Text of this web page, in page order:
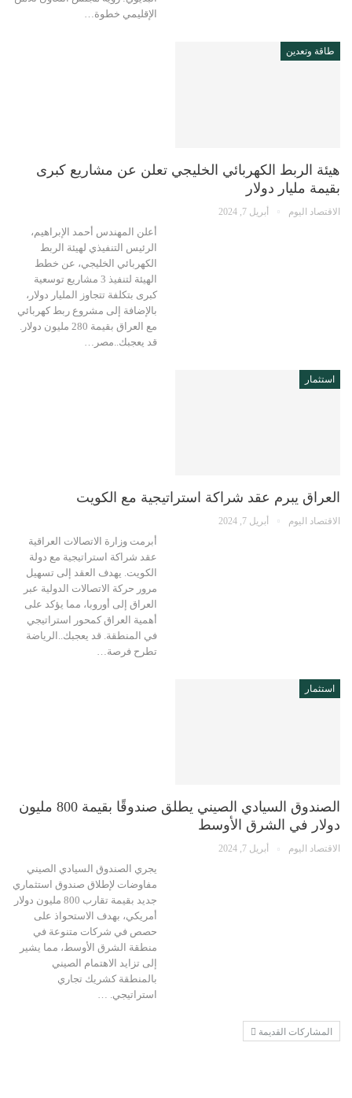
الإقليمي خطوة…
طاقة وتعدين
هيئة الربط الكهربائي الخليجي تعلن عن مشاريع كبرى
بقيمة مليار دولار
الاقتصاد اليوم أبريل 7, 2024
أعلن المهندس أحمد الإبراهيم،
الرئيس التنفيذي لهيئة الربط
الكهربائي الخليجي، عن خطط
الهيئة لتنفيذ 3 مشاريع توسعية
كبرى بتكلفة تتجاوز المليار دولار،
بالإضافة إلى مشروع ربط كهربائي
مع العراق بقيمة 280 مليون دولار.
قد يعجبك..مصر…
استثمار
العراق يبرم عقد شراكة استراتيجية مع الكويت
الاقتصاد اليوم أبريل 7, 2024
أبرمت وزارة الاتصالات العراقية
عقد شراكة استراتيجية مع دولة
الكويت. يهدف العقد إلى تسهيل
مرور حركة الاتصالات الدولية عبر
العراق إلى أوروبا، مما يؤكد على
أهمية العراق كمحور استراتيجي
في المنطقة. قد يعجبك..الرياضة
تطرح فرصة…
استثمار
الصندوق السيادي الصيني يطلق صندوقًا بقيمة 800 مليون
دولار في الشرق الأوسط
الاقتصاد اليوم أبريل 7, 2024
يجري الصندوق السيادي الصيني
مفاوضات لإطلاق صندوق استثماري
جديد بقيمة تقارب 800 مليون دولار
أمريكي، بهدف الاستحواذ على
حصص في شركات متنوعة في
منطقة الشرق الأوسط، مما يشير
إلى تزايد الاهتمام الصيني
بالمنطقة كشريك تجاري
استراتيجي. …
المشاركات القديمة